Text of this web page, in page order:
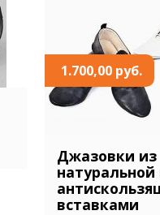
1.700,00 руб.
Джазовки из
вставками